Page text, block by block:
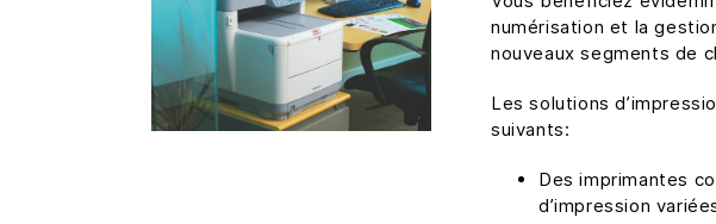
numérisation et la
nouveaux segments de
Les solutions
suivants:
Des imprimantes
d’impression